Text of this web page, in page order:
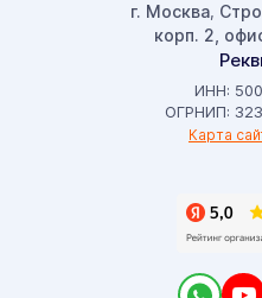
г. Москва,
корп. 2,
ИНН:
ОГРНИП:
Карта